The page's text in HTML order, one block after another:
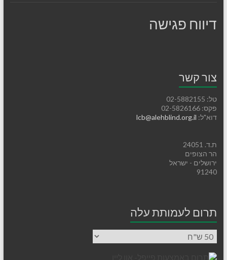
דיווח פגישה
צור קשר
טל: 02-5882155
פקס: 02-5826166
דוא"ל:
ת.ד. 24051
הר הצופים
ירושלים - ישראל
91240
תרום לעמותת עלה